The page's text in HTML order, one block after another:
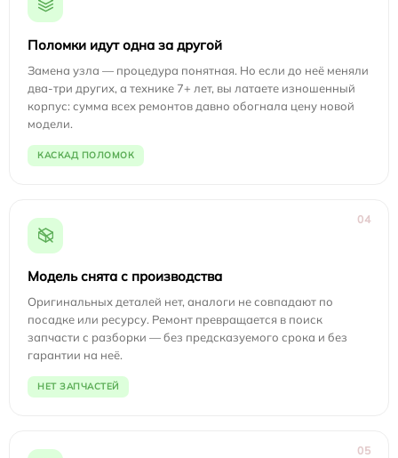
Поломки идут одна за другой
Замена узла — процедура понятная. Но если до неё меняли
два-три других, а технике 7+ лет, вы латаете изношенный
корпус: сумма всех ремонтов давно обогнала цену новой
модели.
КАСКАД ПОЛОМОК
04
Модель снята с производства
Оригинальных деталей нет, аналоги не совпадают по
посадке или ресурсу. Ремонт превращается в поиск
запчасти с разборки — без предсказуемого срока и без
гарантии на неё.
НЕТ ЗАПЧАСТЕЙ
05